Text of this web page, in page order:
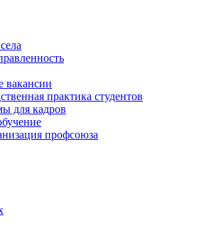
вакансии
практика студентов
для кадров
профсоюза